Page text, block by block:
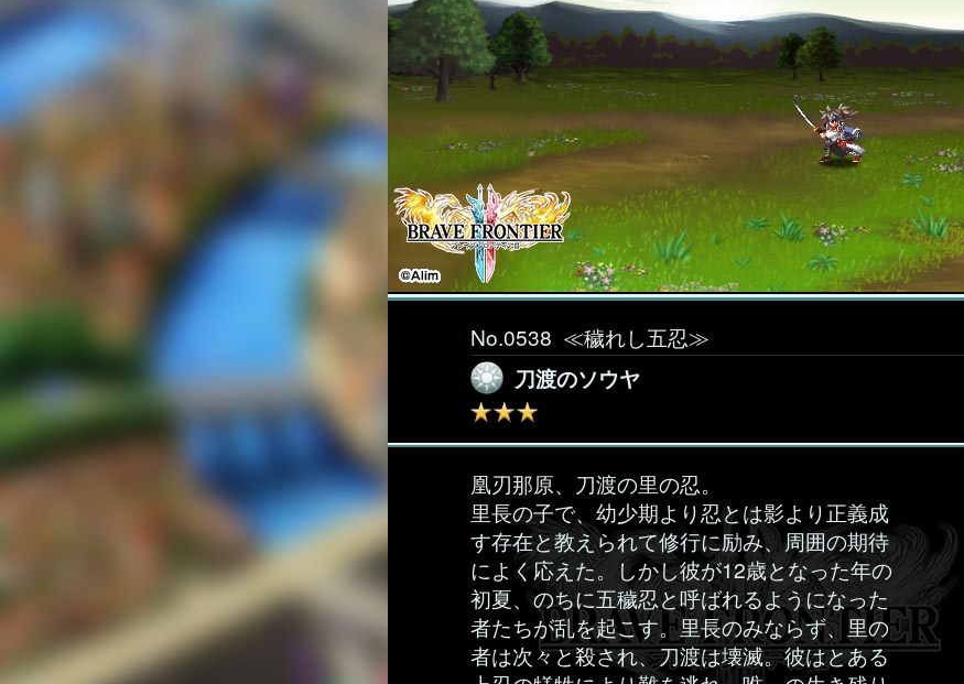
No.0538 ≪穢れし五忍≫
刀渡のソウヤ
凰刃那原、刀渡の里の忍。
里長の子で、幼少期より忍とは影より正義成
す存在と教えられて修行に励み、周囲の期待
によく応えた。しかし彼が12歳となった年の
初夏、のちに五穢忍と呼ばれるようになった
者たちが乱を起こす。里長のみならず、里の
者は次々と殺され、刀渡は壊滅。彼はとある